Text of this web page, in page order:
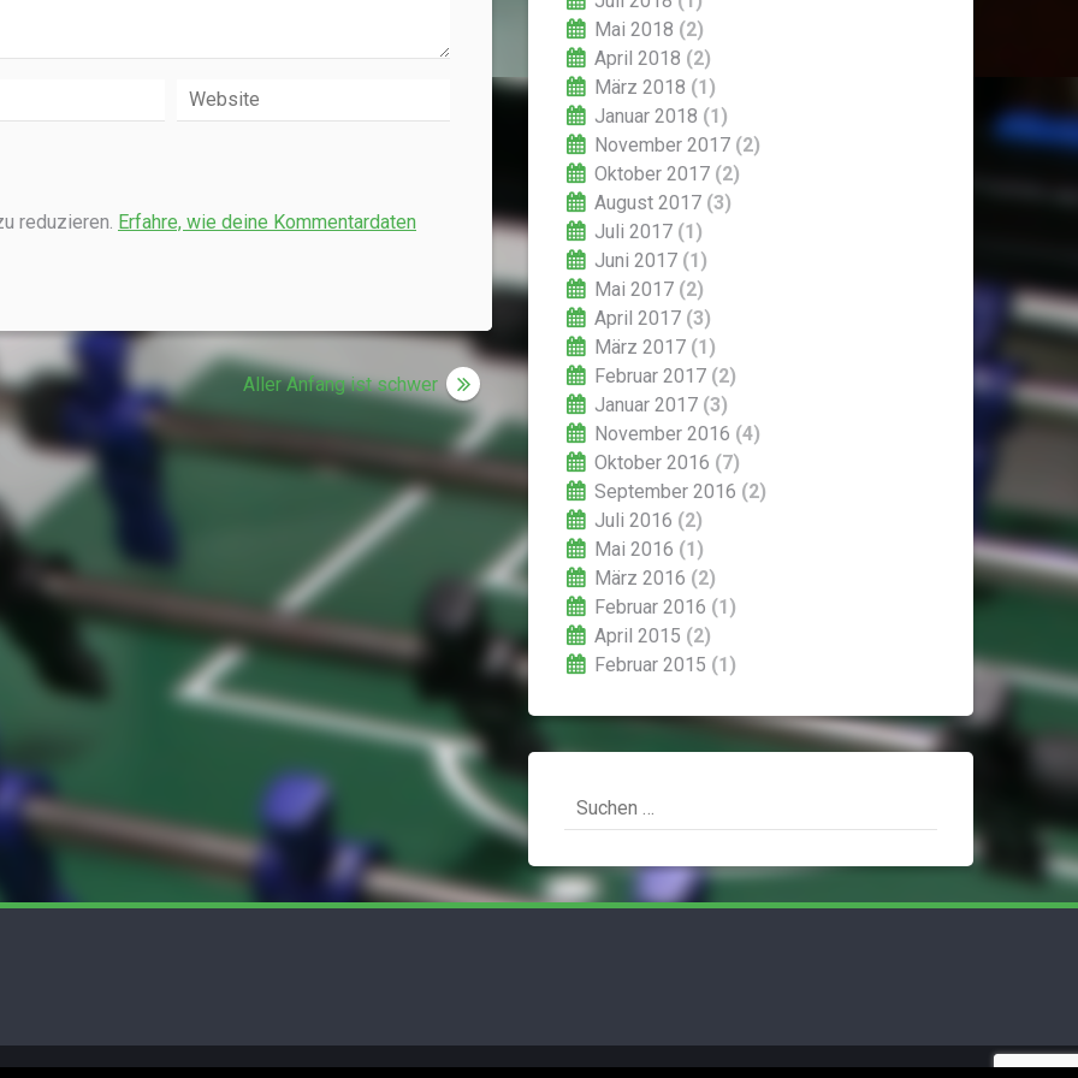
reduzieren. Erfahre, wie deine Kommentardaten
Aller Anfang ist schwer
Mai 2018 (2)
April 2018 (2)
März 2018 (1)
Januar 2018 (1)
November 2017 (2)
Oktober 2017 (2)
August 2017 (3)
Juli 2017 (1)
Juni 2017 (1)
Mai 2017 (2)
April 2017 (3)
März 2017 (1)
Februar 2017 (2)
Januar 2017 (3)
November 2016 (4)
Oktober 2016 (7)
September 2016 (2)
Juli 2016 (2)
Mai 2016 (1)
März 2016 (2)
Februar 2016 (1)
April 2015 (2)
Februar 2015 (1)
Suchen
nach: